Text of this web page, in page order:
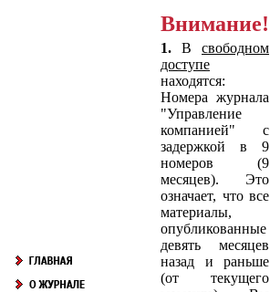
Внимание!
1. В свободном
доступе
находятся:
Номера журнала
"Управление
компанией" с
задержкой в 9
номеров (9
месяцев). Это
означает, что все
материалы,
опубликованные
девять месяцев
назад и раньше
(от текущего